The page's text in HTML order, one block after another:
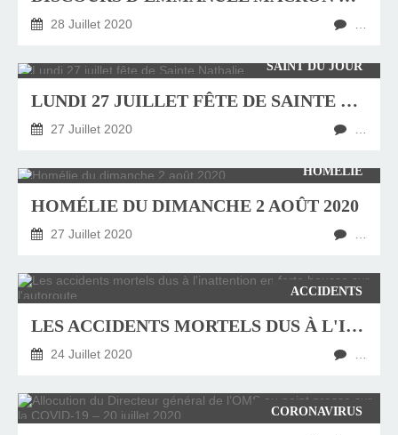
28 Juillet 2020
SAINT DU JOUR
LUNDI 27 JUILLET FÊTE DE SAINTE NATHALIE
27 Juillet 2020
HOMÉLIE
HOMÉLIE DU DIMANCHE 2 AOÛT 2020
27 Juillet 2020
ACCIDENTS
LES ACCIDENTS MORTELS DUS À L'INATTENTION EN FORTE HAUSSE SUR L'AUTOROUTE
24 Juillet 2020
CORONAVIRUS